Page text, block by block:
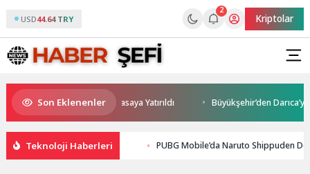
USD44.64 TRY
2
Kriptolar
Son Eklenenler
ve Yatırım Potansiyeli Masaya Yatırıldı Büyükşehir’den Darıca’ya
Teknoloji Haberleri PUBG Mobile’da Naruto Shippuden